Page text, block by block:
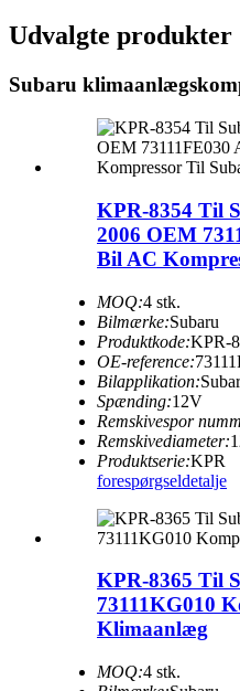
Udvalgte produkter
Subaru
KPR-8354 Til
2006 OEM
Bil AC
MOQ:4 stk.
Bilmærke:Subaru
Produktkode:KPR-
OE-reference:
Bilapplikation:
Spænding:12V
Remskivespor
Remskivediameter:
Produktserie:KPR
forespørgseldetalje
KPR-8365 Til
73111KG010
Klimaanlæg
MOQ:4 stk.